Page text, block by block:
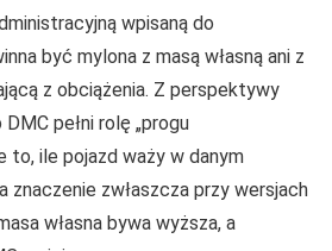
wpisaną do
być mylona z masą własną ani z
z obciążenia. Z perspektywy
pełni rolę „progu
to, ile pojazd waży w danym
znaczenie zwłaszcza przy wersjach
własna bywa wyższa, a